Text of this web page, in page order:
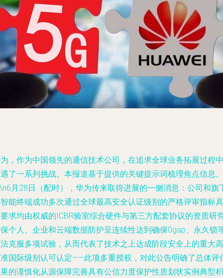
，作为中国领先的通信技术公司，在追求全球业务拓展过程中
了一系列挑战。本报道基于提供的关键提示词梳理焦点信息。
月28日（配时），华为传来取得进展的一侧消息：公司和旗
能终端成功多次通过全球最高安全认证级别的严格评审指标具
求均由权威的ICBR验室综合硬件与第三方配套协议的资质研
个人、企业和云端数据防护呈连续性达到确保0gap、永久锁
克服多项试验，从而代表了技术之上达成阶段安全上的重大高
国际级别认可认定——此项多重授权，对此公告明确了总体评
的谨慎化从源保障完善具有公信力度保护性质划状实例典型积